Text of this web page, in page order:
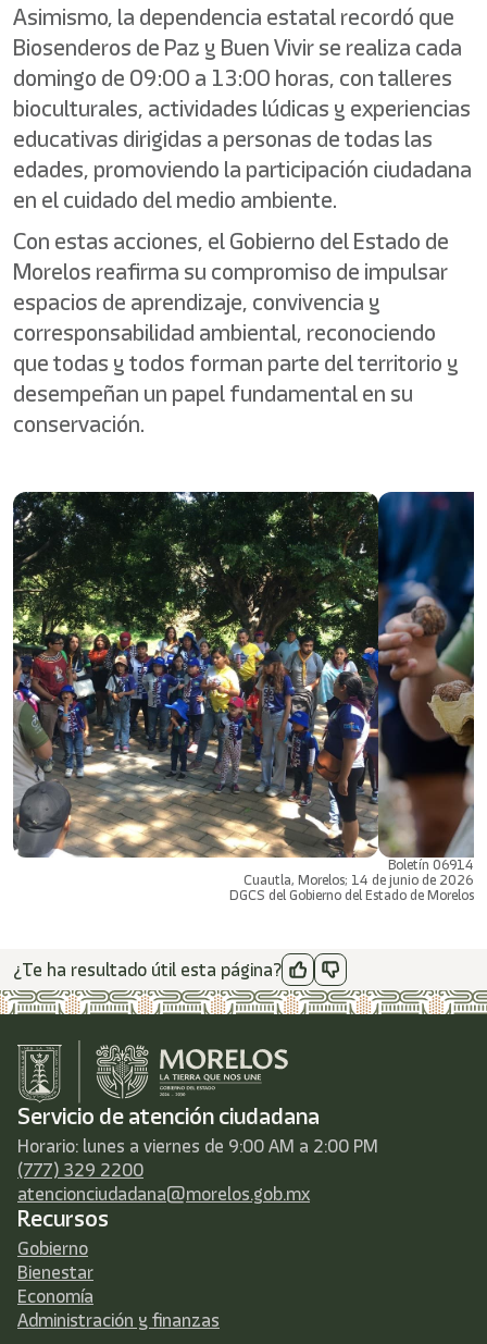
Asimismo, la dependencia estatal recordó que
Biosenderos de Paz y Buen Vivir se realiza cada
domingo de 09:00 a 13:00 horas, con talleres
bioculturales, actividades lúdicas y experiencias
educativas dirigidas a personas de todas las
edades, promoviendo la participación ciudadana
en el cuidado del medio ambiente.
Con estas acciones, el Gobierno del Estado de
Morelos reafirma su compromiso de impulsar
espacios de aprendizaje, convivencia y
corresponsabilidad ambiental, reconociendo
que todas y todos forman parte del territorio y
desempeñan un papel fundamental en su
conservación.
Boletín 06914
Cuautla, Morelos; 14 de junio de 2026
DGCS del Gobierno del Estado de Morelos
¿Te ha resultado útil esta página?
Servicio de atención ciudadana
Horario: lunes a viernes de 9:00 AM a 2:00 PM
(777) 329 2200
atencionciudadana@morelos.gob.mx
Recursos
Gobierno
Bienestar
Economía
Administración y finanzas